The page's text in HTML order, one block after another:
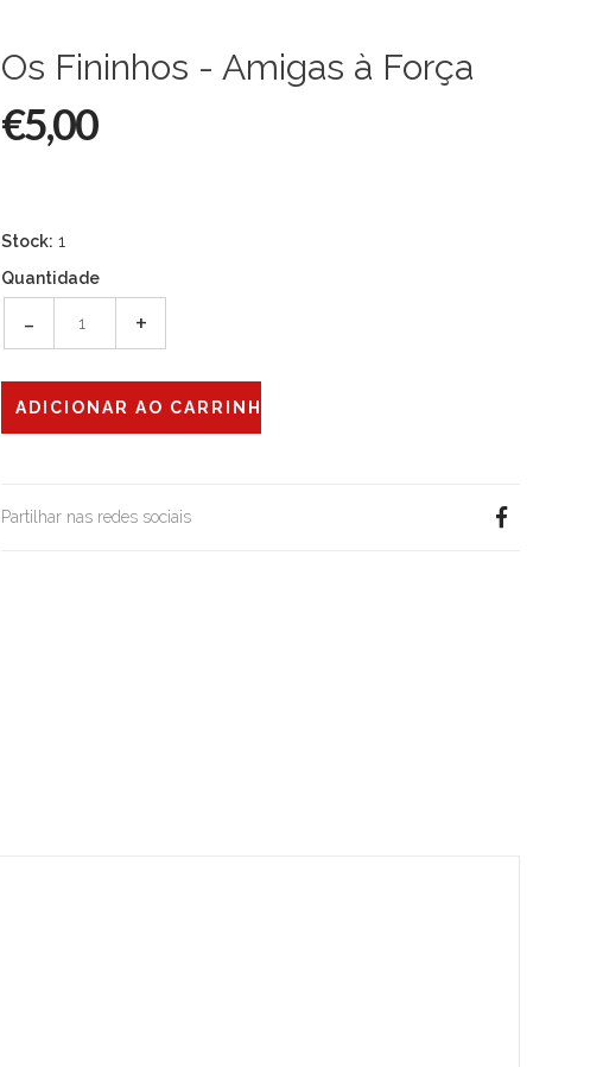
Os Fininhos - Amigas à Força
€5,00
Stock: 1
Quantidade
- +
Partilhar nas redes sociais